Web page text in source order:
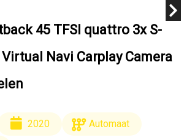
45 TFSI quattro 3x S-
Navi Carplay Camera
2020
Automaat